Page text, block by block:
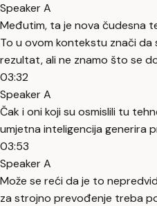
Speaker A
Međutim, ta je nova čudesna
To u ovom kontekstu znači da
rezultat, ali ne znamo što se
03:32
Speaker A
Čak i oni koji su osmislili tu
umjetna inteligencija generira
03:53
Speaker A
Može se reći da je to
za strojno prevođenje treba